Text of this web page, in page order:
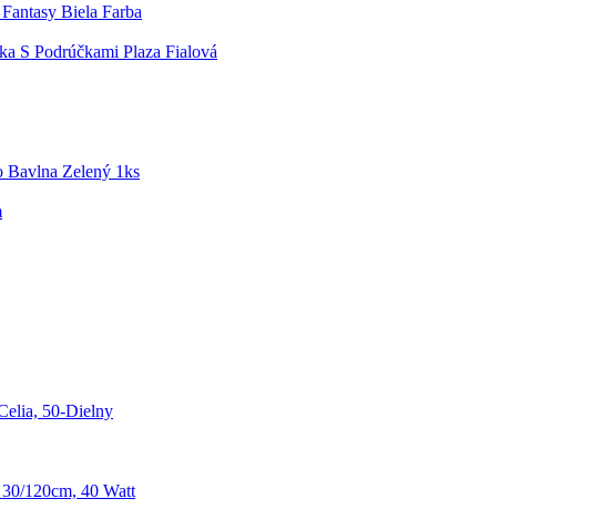
Biela Farba
S Podrúčkami Plaza Fialová
Zelený 1ks
50-Dielny
120cm, 40 Watt